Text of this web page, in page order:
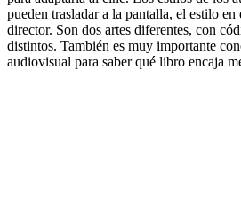
pueden trasladar a la pantalla, el estilo
director. Son dos artes diferentes, con
distintos. También es muy importante
audiovisual para saber qué libro encaja